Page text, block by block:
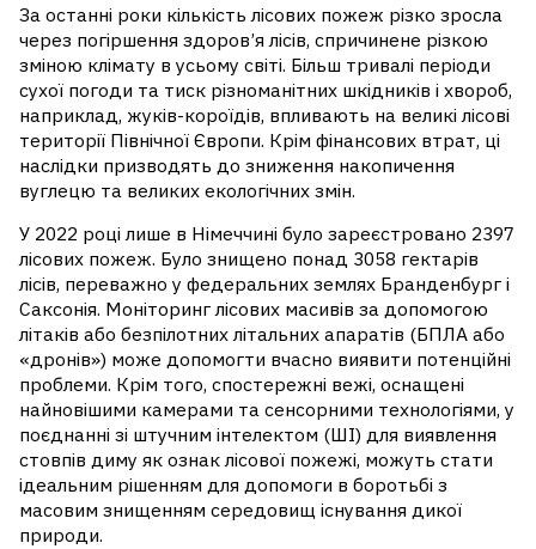
За останні роки кількість лісових пожеж різко зросла
через погіршення здоров’я лісів, спричинене різкою
зміною клімату в усьому світі. Більш тривалі періоди
сухої погоди та тиск різноманітних шкідників і хвороб,
наприклад, жуків-короїдів, впливають на великі лісові
території Північної Європи. Крім фінансових втрат, ці
наслідки призводять до зниження накопичення
вуглецю та великих екологічних змін.
У 2022 році лише в Німеччині було зареєстровано 2397
лісових пожеж. Було знищено понад 3058 гектарів
лісів, переважно у федеральних землях Бранденбург і
Саксонія. Моніторинг лісових масивів за допомогою
літаків або безпілотних літальних апаратів (БПЛА або
«дронів») може допомогти вчасно виявити потенційні
проблеми. Крім того, спостережні вежі, оснащені
найновішими камерами та сенсорними технологіями, у
поєднанні зі штучним інтелектом (ШІ) для виявлення
стовпів диму як ознак лісової пожежі, можуть стати
ідеальним рішенням для допомоги в боротьбі з
масовим знищенням середовищ існування дикої
природи.